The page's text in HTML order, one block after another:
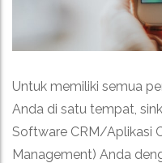
Untuk memiliki semua
Anda di satu tempat,
Software CRM/Aplikasi
Management) Anda